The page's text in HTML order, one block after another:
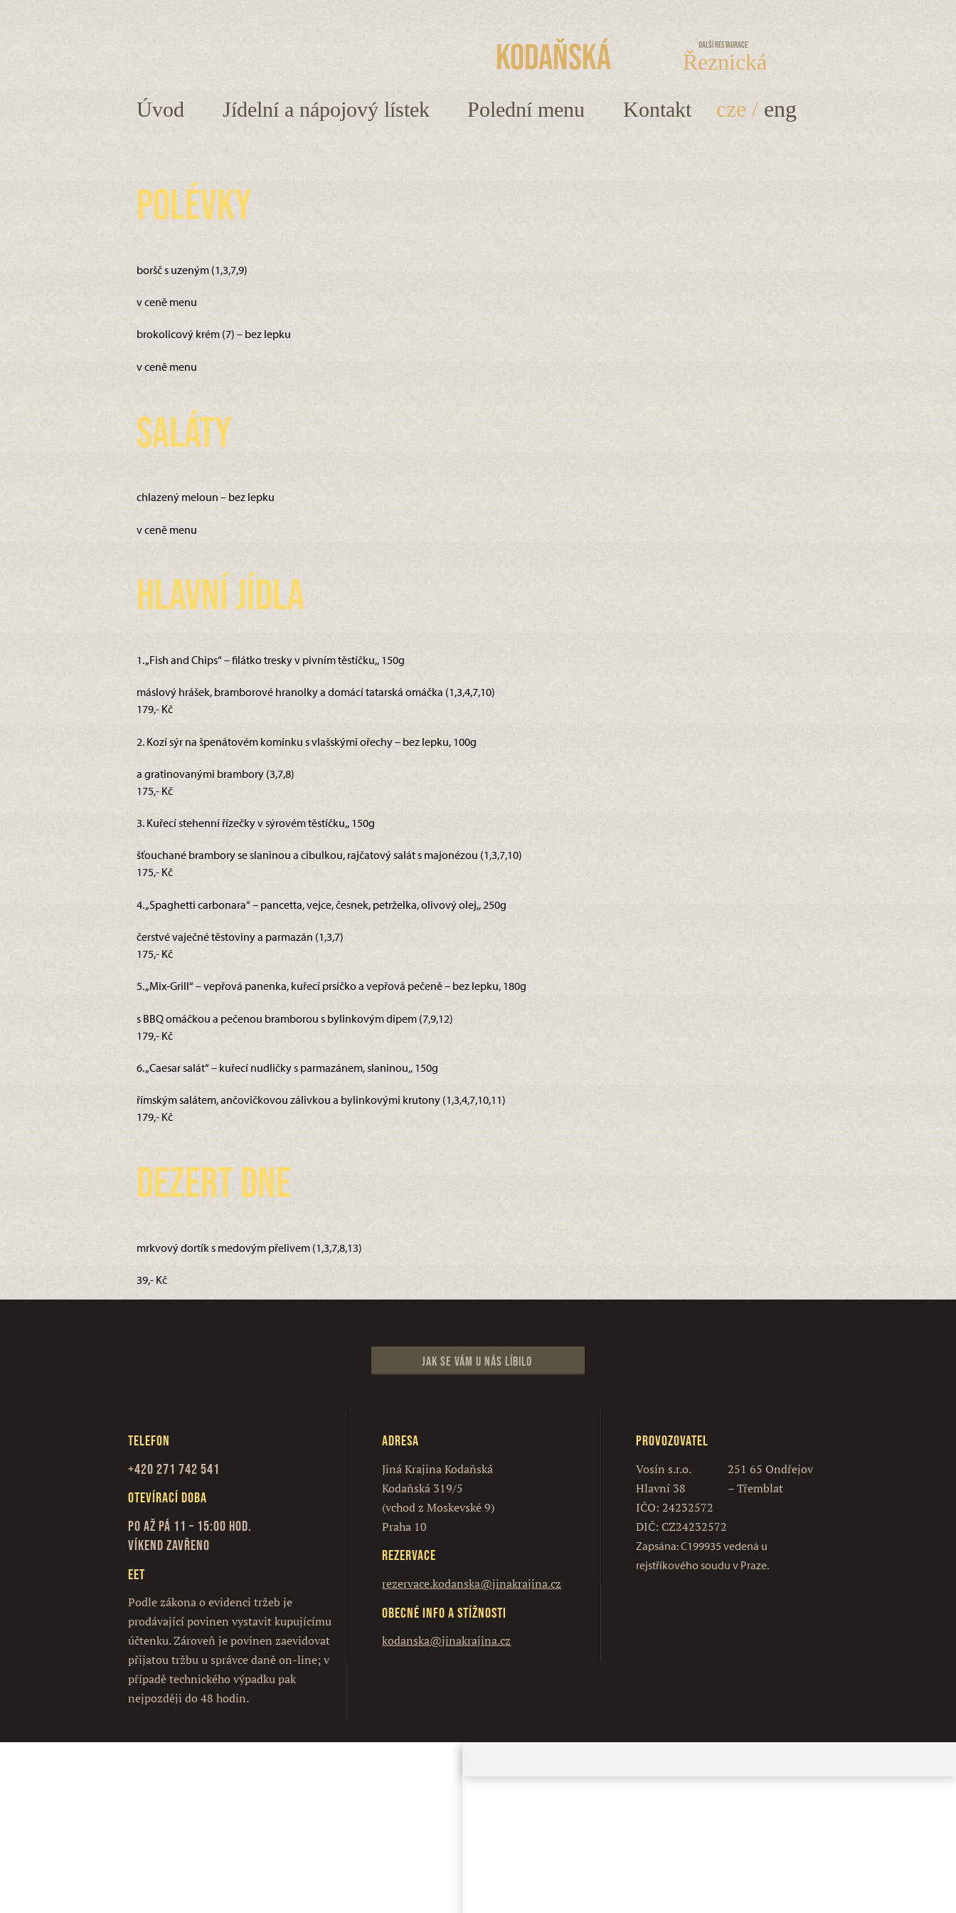
Kodaňská Další restaurace
Řeznická
Úvod Jídelní a nápojový lístek Polední menu Kontakt cze / eng
Polévky
boršč s uzeným (1,3,7,9)
v ceně menu
brokolicový krém (7) – bez lepku
v ceně menu
Saláty
chlazený meloun – bez lepku
v ceně menu
Hlavní jídla
1. „Fish and Chips“ – filátko tresky v pivním těstíčku,, 150g
máslový hrášek, bramborové hranolky a domácí tatarská omáčka (1,3,4,7,10)
179,- Kč
2. Kozí sýr na špenátovém komínku s vlašskými ořechy – bez lepku, 100g
a gratinovanými brambory (3,7,8)
175,- Kč
3. Kuřecí stehenní řízečky v sýrovém těstíčku,, 150g
šťouchané brambory se slaninou a cibulkou, rajčatový salát s majonézou (1,3,7,10)
175,- Kč
4. „Spaghetti carbonara“ – pancetta, vejce, česnek, petrželka, olivový olej,, 250g
čerstvé vaječné těstoviny a parmazán (1,3,7)
175,- Kč
5. „Mix-Grill“ – vepřová panenka, kuřecí prsíčko a vepřová pečeně – bez lepku, 180g
s BBQ omáčkou a pečenou bramborou s bylinkovým dipem (7,9,12)
179,- Kč
6. „Caesar salát“ – kuřecí nudličky s parmazánem, slaninou,, 150g
římským salátem, ančovičkovou zálivkou a bylinkovými krutony (1,3,4,7,10,11)
179,- Kč
Dezert dne
mrkvový dortík s medovým přelivem (1,3,7,8,13)
39,- Kč
Jak se vám u nás líbilo
Telefon
+420 271 742 541
Otevírací doba
Po až Pá 11 – 15:00 hod.
Víkend zavřeno
EET
Podle zákona o evidenci tržeb je
prodávající povinen vystavit kupujícímu
účtenku. Zároveň je povinen zaevidovat
přijatou tržbu u správce daně on-line; v
případě technického výpadku pak
nejpozději do 48 hodin.
Adresa
Jiná Krajina Kodaňská
Kodaňská 319/5
(vchod z Moskevské 9)
Praha 10
Rezervace
rezervace.kodanska@jinakrajina.cz
Obecné info a stížnosti
kodanska@jinakrajina.cz
Provozovatel
Vosín s.r.o.
Hlavní 38
251 65 Ondřejov
– Třemblat
IČO: 24232572
DIČ: CZ24232572
Zapsána: C199935 vedená u
rejstříkového soudu v Praze.